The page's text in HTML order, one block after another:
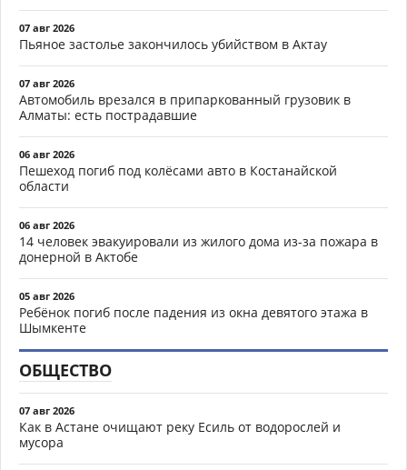
07 авг 2026
Пьяное застолье закончилось убийством в Актау
07 авг 2026
Автомобиль врезался в припаркованный грузовик в
Алматы: есть пострадавшие
06 авг 2026
Пешеход погиб под колёсами авто в Костанайской
области
06 авг 2026
14 человек эвакуировали из жилого дома из-за пожара в
донерной в Актобе
05 авг 2026
Ребёнок погиб после падения из окна девятого этажа в
Шымкенте
ОБЩЕСТВО
07 авг 2026
Как в Астане очищают реку Есиль от водорослей и
мусора